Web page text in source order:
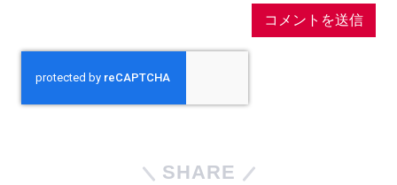
SHARE